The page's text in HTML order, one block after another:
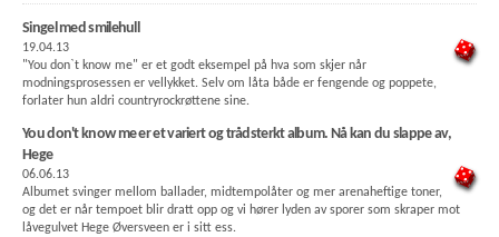
Singel med smilehull
19.04.13
"You don`t know me" er et godt eksempel på hva som skjer når
modningsprosessen er vellykket. Selv om låta både er fengende og poppete,
forlater hun aldri countryrockrøttene sine.
You don't know me er et variert og trådsterkt album. Nå kan du slappe av,
Hege
06.06.13
Albumet svinger mellom ballader, midtempolåter og mer arenaheftige toner,
og det er når tempoet blir dratt opp og vi hører lyden av sporer som skraper mot
låvegulvet Hege Øversveen er i sitt ess.